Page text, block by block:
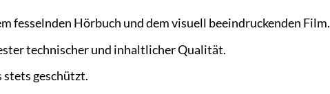
fesselnden Hörbuch und dem visuell beeindruckenden Film.
technischer und inhaltlicher Qualität.
stets geschützt.